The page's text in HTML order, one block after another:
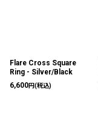
Flare Cross Square
Ring - Silver/Black
6,600円(税込)